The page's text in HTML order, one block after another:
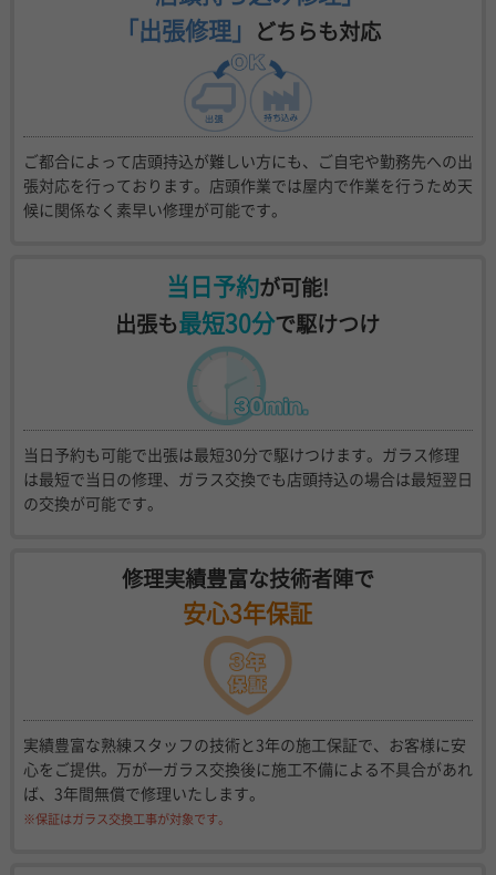
「出張修理」 どちらも対応
ご都合によって店頭持込が難しい方にも、ご自宅や勤務先への出
張対応を行っております。店頭作業では屋内で作業を行うため天
候に関係なく素早い修理が可能です。
当日予約が可能!
出張も最短30分で駆けつけ
当日予約も可能で出張は最短30分で駆けつけます。ガラス修理
は最短で当日の修理、ガラス交換でも店頭持込の場合は最短翌日
の交換が可能です。
修理実績豊富な技術者陣で
安心3年保証
実績豊富な熟練スタッフの技術と3年の施工保証で、お客様に安
心をご提供。万が一ガラス交換後に施工不備による不具合があれ
ば、3年間無償で修理いたします。
※保証はガラス交換工事が対象です。